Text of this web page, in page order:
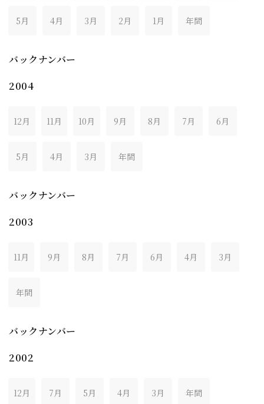
5月 4月 3月 2月 1月 年間
バックナンバー
2004
12月 11月 10月 9月 8月 7月 6月
5月 4月 3月 年間
バックナンバー
2003
11月 9月 8月 7月 6月 4月 3月
年間
バックナンバー
2002
12月 7月 5月 4月 3月 年間